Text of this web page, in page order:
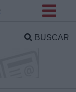
BUSCAR